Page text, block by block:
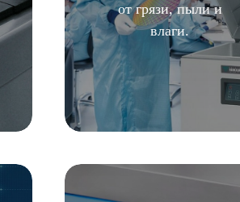
от грязи, пыли и
влаги.